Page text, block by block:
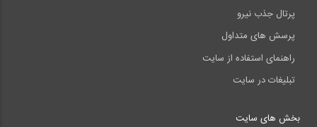
پرتال جذب نیرو
پرسش های متداول
راهنمای استفاده از سایت
تبلیغات در سایت
بخش های سایت